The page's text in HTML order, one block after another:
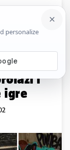
Komentari
u
i
igre